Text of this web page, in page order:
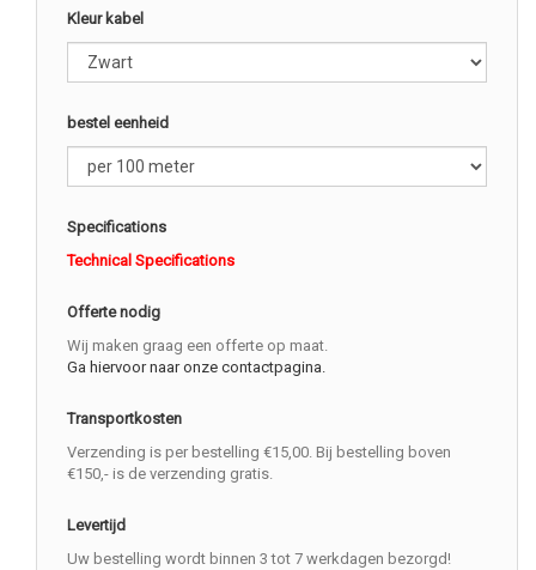
Kleur kabel
bestel eenheid
Specifications
Technical Specifications
Offerte nodig
Wij maken graag een offerte op maat.
Ga hiervoor naar onze contactpagina.
Transportkosten
Verzending is per bestelling €15,00. Bij bestelling boven
€150,- is de verzending gratis.
Levertijd
Uw bestelling wordt binnen 3 tot 7 werkdagen bezorgd!